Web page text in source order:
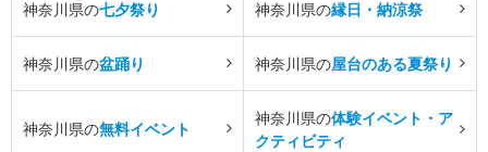
神奈川県の七夕祭り 神奈川県の縁日・納涼祭
神奈川県の盆踊り 神奈川県の屋台のある夏祭り
神奈川県の無料イベント
神奈川県の体験イベント・ア
クティビティ